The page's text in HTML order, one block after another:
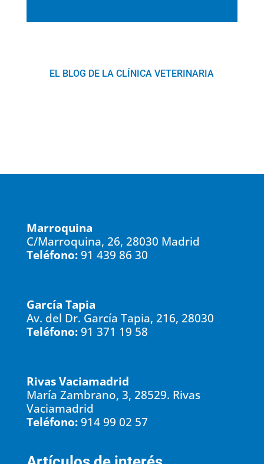
EL BLOG DE LA CLÍNICA VETERINARIA
Marroquina
C/Marroquina, 26, 28030 Madrid
Teléfono:91 439 86 30
García Tapia
Av. del Dr. García Tapia, 216, 28030
Teléfono:91 371 19 58
Rivas Vaciamadrid
María Zambrano, 3, 28529. Rivas
Vaciamadrid
Teléfono:914 99 02 57